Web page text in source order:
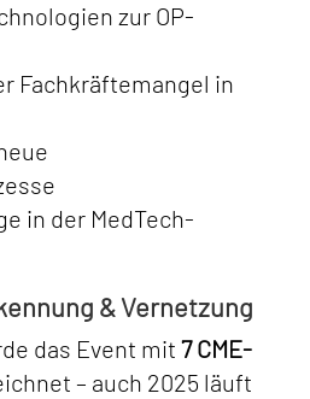
zur OP-
Fachkräftemangel in
in der MedTech-
& Vernetzung
das Event mit 7 CME-
– auch 2025 läuft